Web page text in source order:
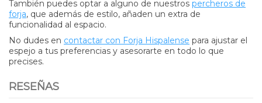
También puedes optar a alguno de nuestros percheros de
forja, que además de estilo, añaden un extra de
funcionalidad al espacio.
No dudes en contactar con Forja Hispalense para ajustar el
espejo a tus preferencias y asesorarte en todo lo que
precises.
RESEÑAS